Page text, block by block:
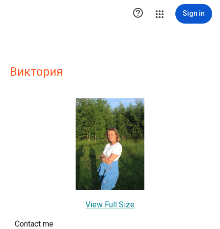
 Sign in
Виктория
View Full Size
Contact me